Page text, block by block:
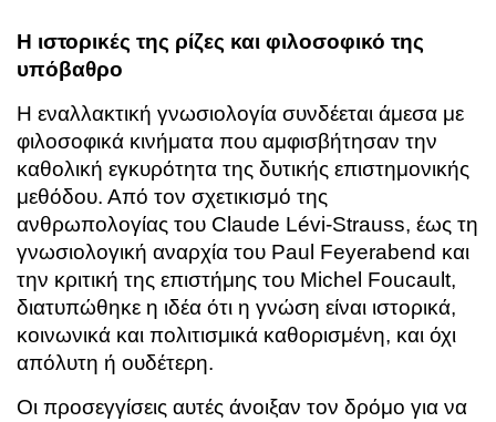
H ιστορικές της ρίζες και φιλοσοφικό της
υπόβαθρο
Η εναλλακτική γνωσιολογία συνδέεται άμεσα με
φιλοσοφικά κινήματα που αμφισβήτησαν την
καθολική εγκυρότητα της δυτικής επιστημονικής
μεθόδου. Από τον σχετικισμό της
ανθρωπολογίας του Claude Lévi-Strauss, έως τη
γνωσιολογική αναρχία του Paul Feyerabend και
την κριτική της επιστήμης του Michel Foucault,
διατυπώθηκε η ιδέα ότι η γνώση είναι ιστορικά,
κοινωνικά και πολιτισμικά καθορισμένη, και όχι
απόλυτη ή ουδέτερη.
Οι προσεγγίσεις αυτές άνοιξαν τον δρόμο για να